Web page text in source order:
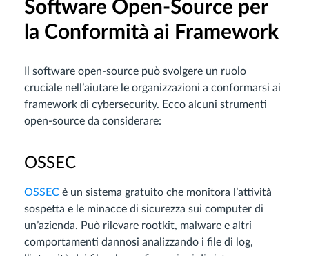
Software Open-Source per
la Conformità ai Framework
Il software open-source può svolgere un ruolo
cruciale nell’aiutare le organizzazioni a conformarsi ai
framework di cybersecurity. Ecco alcuni strumenti
open-source da considerare:
OSSEC
OSSEC è un sistema gratuito che monitora l’attività
sospetta e le minacce di sicurezza sui computer di
un’azienda. Può rilevare rootkit, malware e altri
comportamenti dannosi analizzando i file di log,